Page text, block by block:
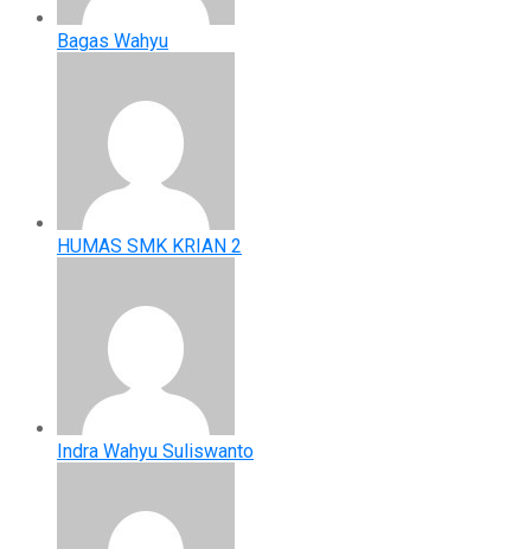
Bagas Wahyu
HUMAS SMK KRIAN 2
Indra Wahyu Suliswanto